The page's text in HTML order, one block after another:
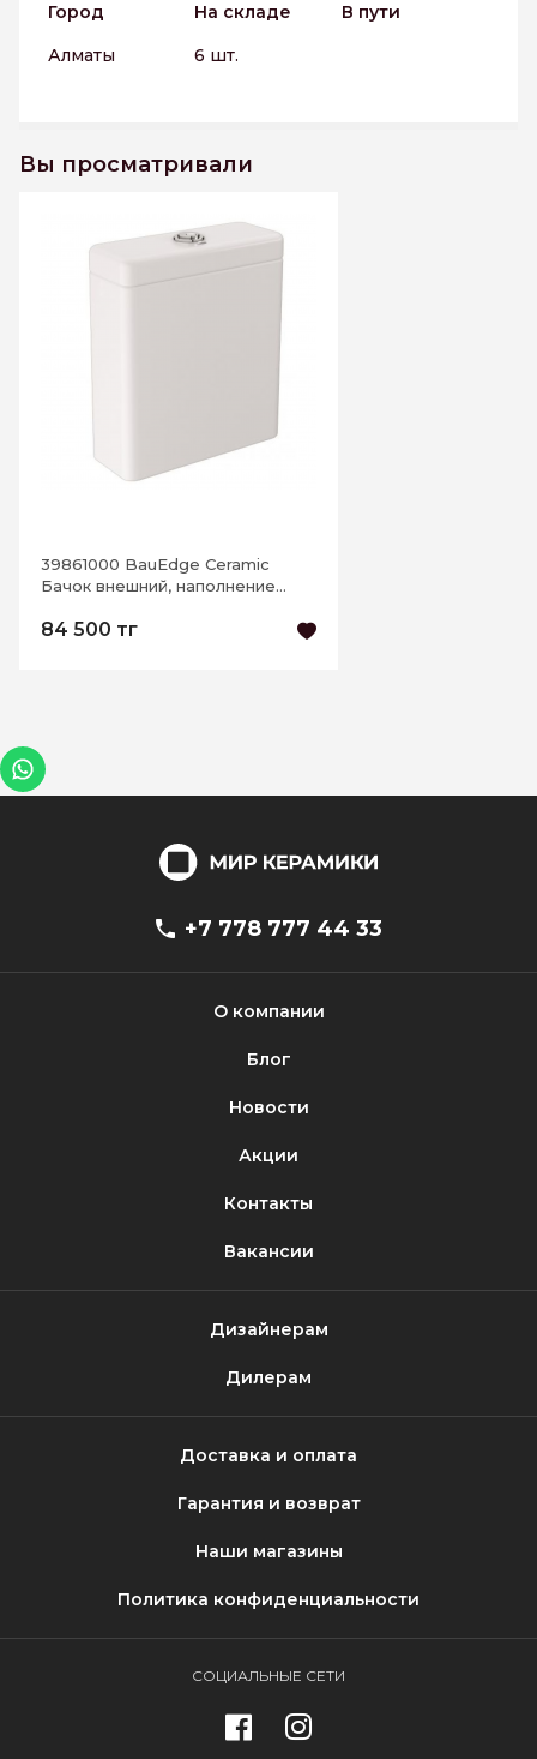
Город На складе
В пути
Алматы
6 шт.
Вы просматривали
39861000 BauEdge Ceramic
Бачок внешний, наполнение
84 500 тг
+7 778 777 44 33
О компании
Блог
Новости
Акции
Контакты
Вакансии
Дизайнерам
Дилерам
Доставка и оплата
Гарантия и возврат
Наши магазины
Политика конфиденциальности
СОЦИАЛЬНЫЕ СЕТИ